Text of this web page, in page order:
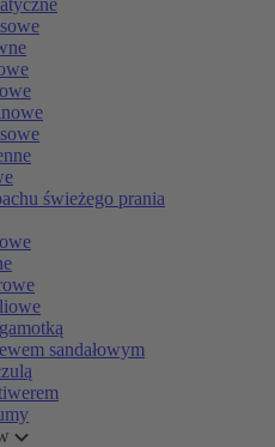
świeżego prania
sandałowym